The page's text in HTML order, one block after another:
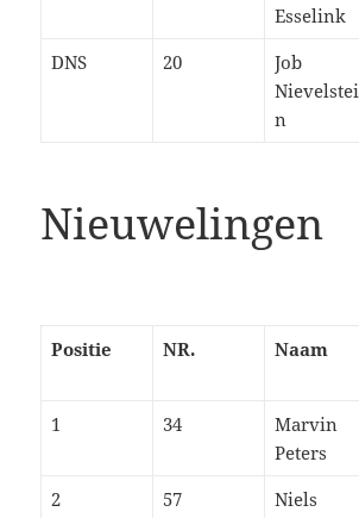
Esselink
DNS 20
Job
Nievelstei
n
Nieuwelingen
Positie NR. Naam
1
34
Marvin
Peters
2 57
Niels